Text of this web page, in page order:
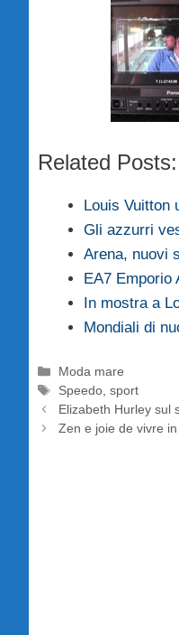
Related Posts:
Louis Vuitton
Gli azzurri
Arena, nuovi
EA7 Emporio
In mostra a
Mondiali di
Categorie
Moda mare
Tag
Speedo,sport
Elizabeth Hurley sul
Zen e joie de vivre